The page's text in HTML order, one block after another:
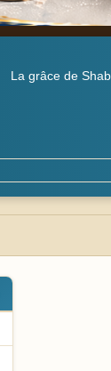
La grâce de